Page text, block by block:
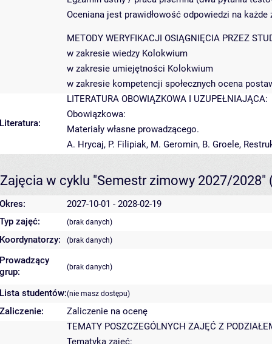
Oceniana jest prawidłowość odpowiedzi na każde
METODY WERYFIKACJI OSIĄGNIĘCIA PRZEZ
w zakresie wiedzy Kolokwium
w zakresie umiejętności Kolokwium
w zakresie kompetencji społecznych ocena
Literatura:
LITERATURA OBOWIĄZKOWA I UZUPEŁNIAJĄCA:
Obowiązkowa:
Materiały własne prowadzącego.
A. Hrycaj, P. Filipiak, M. Geromin, B. Groele,
Zajęcia w cyklu "Semestr zimowy 2027/2028"
Okres:
2027-10-01 - 2028-02-19
Typ zajęć:
(brak danych)
Koordynatorzy: (brak danych)
Prowadzący
grup:
(brak danych)
Lista studentów:(nie masz dostępu)
Zaliczenie:
Zaliczenie na ocenę
TEMATY POSZCZEGÓLNYCH ZAJĘĆ Z
Tematyka zajęć: